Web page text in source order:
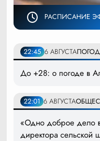
РАСПИСАНИЕ
22:45 6 АВГУСТА
До +28: о погоде в
22:01 6 АВГУСТА
«Одно доброе дело
директора сельской